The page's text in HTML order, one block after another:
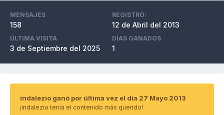
MENSAJES
158
REGISTRO:
12 de Abril del 2013
ÚLTIMA VISITA
3 de Septiembre del 2025
DÍAS GANADOS
1
indalezio ganó por última vez el día 27 Mayo 2013
¡indalezio tenía el contenido más querido!